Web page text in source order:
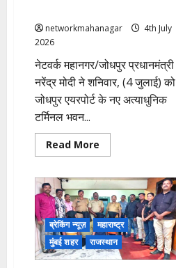
networkmahanagar
4th July
2026
नेटवर्क महानगर/जोधपुर प्रधानमंत्री
नरेंद्र मोदी ने शनिवार, (4 जुलाई) को
जोधपुर एयरपोर्ट के नए अत्याधुनिक
टर्मिनल भवन...
Read More
more
को
मिली
विकास
की
नई
उड़ान!
PM
मोदी
बोले-
ब्रेकिंग न्यूज़
महाराष्ट्र
मुंबई शहर
राजस्थान